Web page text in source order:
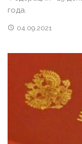
года.
04.09.2021